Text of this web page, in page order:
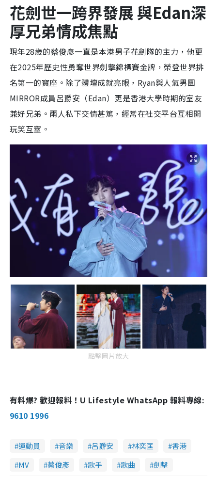
花劍世一跨界發展 與Edan深
厚兄弟情成焦點
現年28歲的蔡俊彥一直是本港男子花劍隊的主力，他更
在2025年歷史性勇奪世界劍擊錦標賽金牌，榮登世界排
名第一的寶座。除了體壇成就亮眼，Ryan與人氣男團
MIRROR成員呂爵安（Edan）更是香港大學時期的室友
兼好兄弟。兩人私下交情甚篤，經常在社交平台互相開
玩笑互窒。
點擊圖片放大
有料爆? 歡迎報料！U Lifestyle WhatsApp 報料專線:
9610 1996
運動員 音樂 呂爵安 林奕匡
香港
MV
蔡俊彥 歌手 歌曲 劍擊